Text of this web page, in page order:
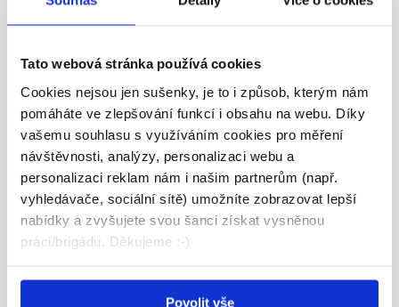
Tato webová stránka používá cookies
Cookies nejsou jen sušenky, je to i způsob, kterým nám
pomáháte ve zlepšování funkcí i obsahu na webu. Díky
vašemu souhlasu s využíváním cookies pro měření
návštěvnosti, analýzy, personalizaci webu a
personalizaci reklam nám i našim partnerům (např.
vyhledávače, sociální sítě) umožníte zobrazovat lepší
nabídky a zvyšujete svou šanci získat vysněnou
práci/brigádu. Děkujeme :-)
Povolit vše
TOP
Projektant Elektro a MaR (M/Ž)
(A13232)
55 000 - 65 000 Kč/měs.
HOFMANN WIZARD s.r.o. • Hradec Králové